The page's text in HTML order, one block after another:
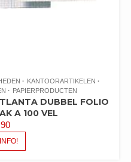
KANTOORARTIKELEN
PAPIERPRODUCTEN
DUBBEL FOLIO
A 100 VEL